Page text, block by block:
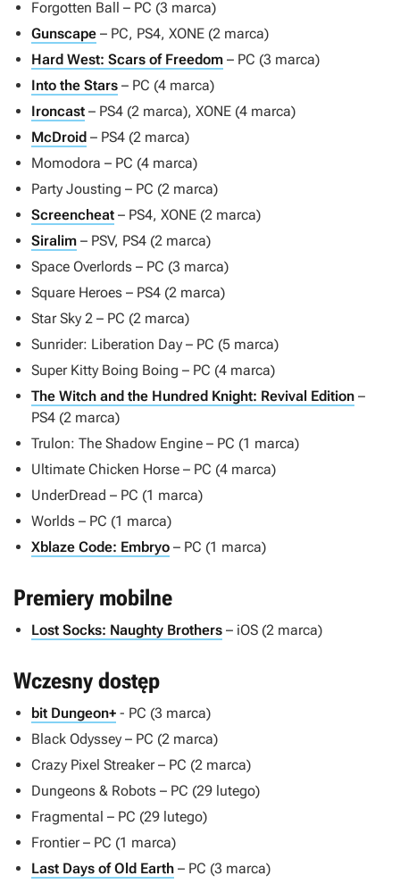
Forgotten Ball – PC (3 marca)
Gunscape – PC, PS4, XONE (2 marca)
Hard West: Scars of Freedom – PC (3 marca)
Into the Stars – PC (4 marca)
Ironcast – PS4 (2 marca), XONE (4 marca)
McDroid – PS4 (2 marca)
Momodora – PC (4 marca)
Party Jousting – PC (2 marca)
Screencheat – PS4, XONE (2 marca)
Siralim – PSV, PS4 (2 marca)
Space Overlords – PC (3 marca)
Square Heroes – PS4 (2 marca)
Star Sky 2 – PC (2 marca)
Sunrider: Liberation Day – PC (5 marca)
Super Kitty Boing Boing – PC (4 marca)
The Witch and the Hundred Knight: Revival Edition –
PS4 (2 marca)
Trulon: The Shadow Engine – PC (1 marca)
Ultimate Chicken Horse – PC (4 marca)
UnderDread – PC (1 marca)
Worlds – PC (1 marca)
Xblaze Code: Embryo – PC (1 marca)
Premiery mobilne
Lost Socks: Naughty Brothers – iOS (2 marca)
Wczesny dostęp
bit Dungeon+ - PC (3 marca)
Black Odyssey – PC (2 marca)
Crazy Pixel Streaker– PC (2 marca)
Dungeons & Robots – PC (29 lutego)
Fragmental – PC (29 lutego)
Frontier– PC (1 marca)
Last Days of Old Earth – PC (3 marca)